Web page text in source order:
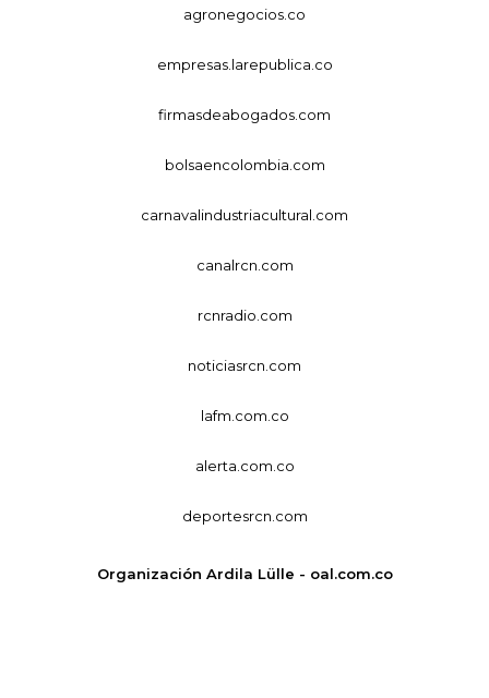
agronegocios.co
empresas.larepublica.co
firmasdeabogados.com
bolsaencolombia.com
carnavalindustriacultural.com
canalrcn.com
rcnradio.com
noticiasrcn.com
lafm.com.co
alerta.com.co
deportesrcn.com
Organización Ardila Lülle - oal.com.co